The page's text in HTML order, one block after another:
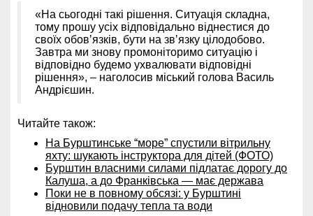
«На сьогодні такі рішення. Ситуація складна,
тому прошу усіх відповідально віднестися до
своїх обовʼязків, бути на звʼязку цілодобово.
Завтра ми знову промоніторимо ситуацію і
відповідно будемо ухвалювати відповідні
рішення», – наголосив міський голова Василь
Андрієшин.
Читайте також:
На Бурштинське “море” спустили вітрильну
яхту: шукають інструктора для дітей (ФОТО)
Бурштин власними силами підлатає дорогу до
Калуша, а до Франківська — має держава
Поки не в повному обсязі: у Бурштині
відновили подачу тепла та води